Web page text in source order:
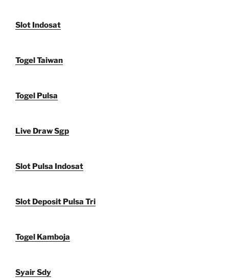
Slot Indosat
Togel Taiwan
Togel Pulsa
Live Draw Sgp
Slot Pulsa Indosat
Slot Deposit Pulsa Tri
Togel Kamboja
Syair Sdy